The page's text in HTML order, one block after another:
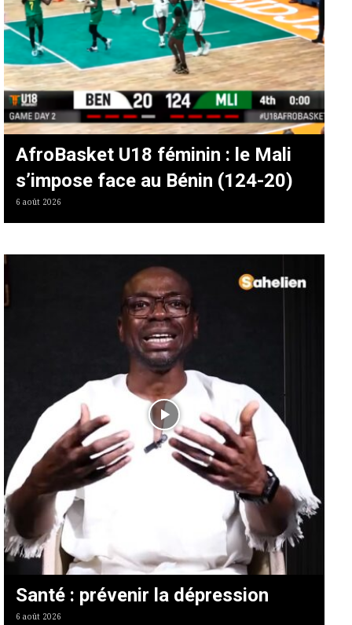
AfroBasket U18 féminin : le Mali
s’impose face au Bénin (124-20)
6 août 2026
Santé : prévenir la dépression
6 août 2026